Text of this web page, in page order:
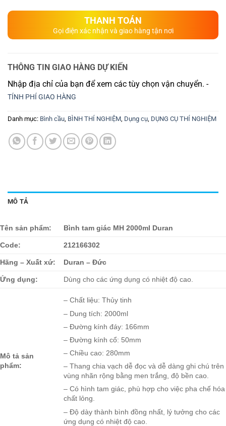
THANH TOÁN
Gọi điện xác nhận và giao hàng tận nơi
THÔNG TIN GIAO HÀNG DỰ KIẾN
Nhập địa chỉ của bạn để xem các tùy chọn vận chuyển. -
TÍNH PHÍ GIAO HÀNG
Danh mục: Bình cầu, BÌNH THÍ NGHIỆM, Dụng cụ, DỤNG CỤ THÍ NGHIỆM
MÔ TẢ
Tên sản phẩm: Bình tam giác MH 2000ml Duran
Code: 212166302
Hãng – Xuất xứ: Duran – Đức
Ứng dụng: Dùng cho các ứng dụng có nhiệt độ cao.
Mô tả sản
phẩm:
– Chất liệu: Thủy tinh
– Dung tích: 2000ml
– Đường kính đáy: 166mm
– Đường kính cổ: 50mm
– Chiều cao: 280mm
– Thang chia vạch dễ đọc và dễ dàng ghi chú trên
vùng nhãn rộng bằng men trắng, độ bền cao.
– Có hình tam giác, phù hợp cho việc pha chế hóa
chất lỏng.
– Độ dày thành bình đồng nhất, lý tưởng cho các
ứng dụng có nhiệt độ cao.